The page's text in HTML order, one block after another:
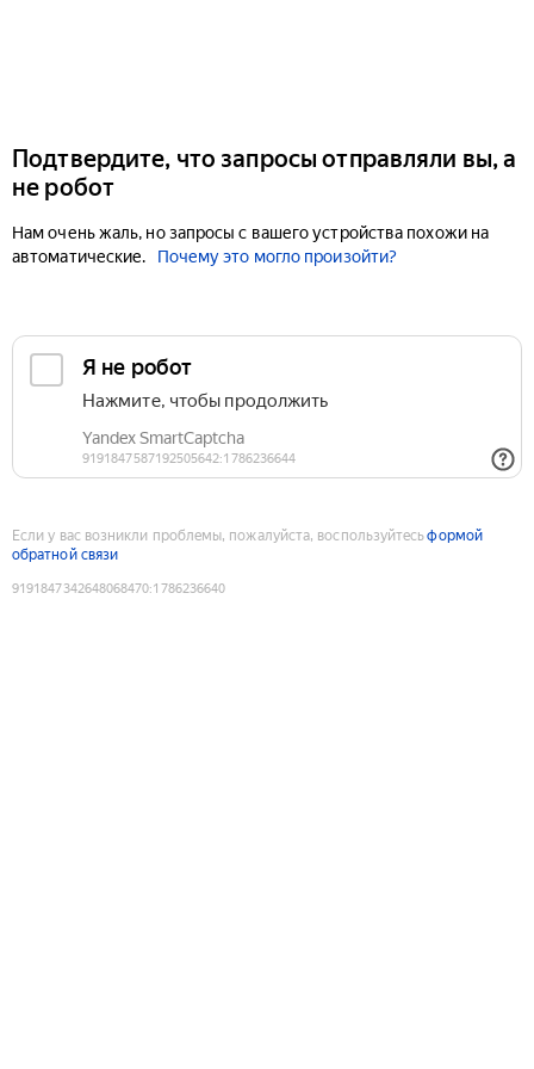
Подтвердите, что запросы отправляли вы, а
не робот
Нам очень жаль, но запросы с вашего устройства похожи на
автоматические.
Почему это могло произойти?
Если у вас возникли проблемы, пожалуйста, воспользуйтесьформой
обратной связи
9191847342648068470:1786236640